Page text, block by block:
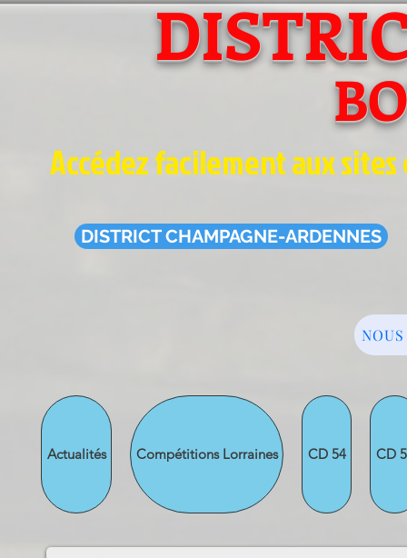
Accédez facilement aux
DISTRICT CHAMPAGNE-ARDENNES
Actualités Compétitions Lorraines CD 54 CD